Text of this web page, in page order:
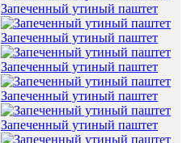
Запеченный утиный паштет
Запеченный утиный паштет
Запеченный утиный паштет
Запеченный утиный паштет
Запеченный утиный паштет